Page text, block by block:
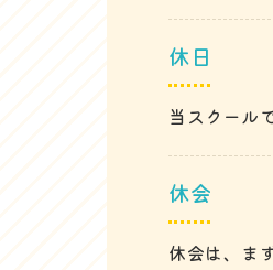
休日
当スクール
休会
休会は、ま